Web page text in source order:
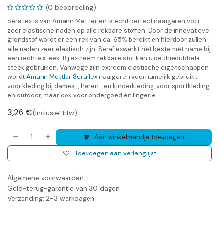
(0 beoordeling)
Seraflex is van Amann Mettler en is echt perfect naaigaren voor
zeer elastische naden op alle rekbare stoffen. Door de innovatieve
grondstof wordt er een rek van ca. 65% bereikt en hierdoor zullen
alle naden zeer elastisch zijn. Seraflexwerkt het beste met name bij
een rechte steek. Bij extreem rekbare stof kan u de driedubbele
steek gebruiken. Vanwege zijn extreem elastische eigenschappen
wordtAmann Mettler Seraflexnaaigaren voornamelijk gebruikt
voor kleding bij dames-, heren- en kinderkleding, voor sportkleding
en outdoor, maar ook voor ondergoed en lingerie.
3,26 €(Inclusief btw)
Aan winkelmandje toevoegen
Toevoegen aan verlanglijst
Algemene voorwaarden
Geld-terug-garantie van 30 dagen
Verzending: 2-3 werkdagen